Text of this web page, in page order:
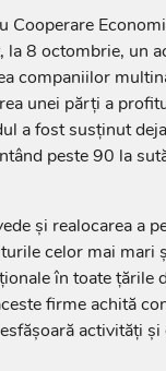
Cooperare
la 8 octombrie, un
companiilor
unei părţi a
a fost susţinut
peste 90 la
şi realocarea a
celor mai mari
în toate ţările
firme achită
activităţi şi